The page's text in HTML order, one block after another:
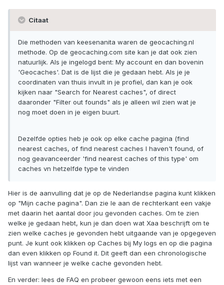
Citaat
Die methoden van keesenanita waren de geocaching.nl
methode. Op de geocaching.com site kan je dat ook zien
natuurlijk. Als je ingelogd bent: My account en dan bovenin
'Geocaches'. Dat is de lijst die je gedaan hebt. Als je je
coordinaten van thuis invult in je profiel, dan kan je ook
kijken naar "Search for Nearest caches", of direct
daaronder "Filter out founds" als je alleen wil zien wat je
nog moet doen in je eigen buurt.
Dezelfde opties heb je ook op elke cache pagina (find
nearest caches, of find nearest caches I haven't found, of
nog geavanceerder 'find nearest caches of this type' om
caches vn hetzelfde type te vinden
Hier is de aanvulling dat je op de Nederlandse pagina kunt klikken
op "Mijn cache pagina". Dan zie le aan de rechterkant een vakje
met daarin het aantal door jou gevonden caches. Om te zien
welke je gedaan hebt, kun je dan doen wat Xaa beschrijft om te
zien welke caches je gevonden hebt uitgaande van je opgegeven
punt. Je kunt ook klikken op Caches bij My logs en op die pagina
dan even klikken op Found it. Dit geeft dan een chronologische
lijst van wanneer je welke cache gevonden hebt.
En verder: lees de FAQ en probeer gewoon eens iets met een